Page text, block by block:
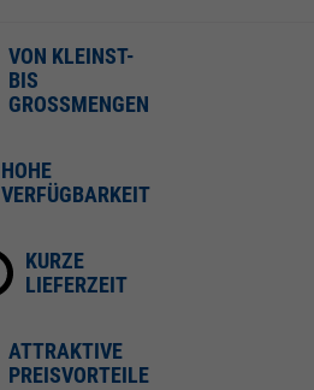
VON KLEINST-
BIS
GROSSMENGEN
HOHE
VERFÜGBARKEIT
KURZE
LIEFERZEIT
ATTRAKTIVE
PREISVORTEILE